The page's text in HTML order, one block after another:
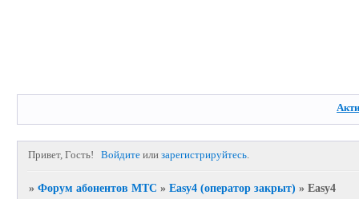
Привет, Гость! Войдите илизарегистрируйтесь.
»Форум абонентов МТС »Easy4 (оператор закрыт) »Easy4